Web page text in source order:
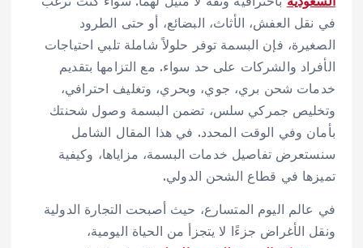
في نقل العفش، الأثاث، البضائع، أو حتى الطرود
الصغيرة، فإن البسمة توفر حلولاً شاملة تلبي احتياجات
الأفراد والشركات على حد سواء. مع التزامها بتقديم
خدمات شحن بري، جوي، وبحري، وتغليف احترافي،
وتخليص جمركي سلس، تضمن البسمة وصول شحنتك
بأمان وفي الوقت المحدد. في هذا المقال الشامل
سنستعرض تفاصيل خدمات البسمة، مزاياها، وكيفية
تميزها في قطاع الشحن الدولي.
في عالم اليوم المتسارع، حيث أصبحت التجارة الدولية
ونقل الأغراض جزءًا لا يتجزأ من الحياة اليومية،